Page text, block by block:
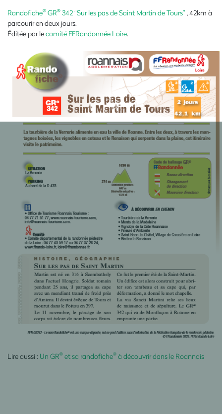
Randofiche® GR® 342 “Sur les pas de Saint Martin de Tours” , 42km à
parcourir en deux jours.
Éditée par lecomité FFRandonnée Loire.
Lire aussi : Un GR® et sa randofiche® à découvrir dans le Roannais